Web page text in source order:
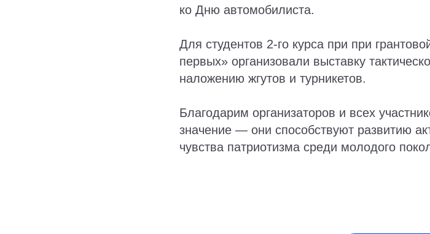
ко Дню автомобилиста.
Для студентов 2-го курса при при
первых» организовали выставку
наложению жгутов и турникетов.
Благодарим организаторов и всех
значение — они способствуют развитию
чувства патриотизма среди молодого